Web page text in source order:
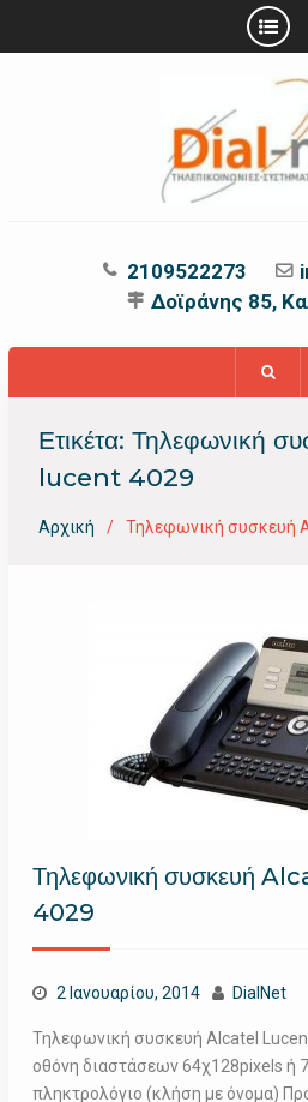
2109522273
Δοϊράνης 85,
Ετικέτα: Τηλεφωνική
lucent 4029
Αρχική Τηλεφωνική συσκευή
Τηλεφωνική συσκευή
4029
2 Ιανουαρίου, 2014 DialNet
Τηλεφωνική συσκευή Alcatel
οθόνη διαστάσεων 64χ128pixels ή
πληκτρολόγιο (κλήση με όνομα)